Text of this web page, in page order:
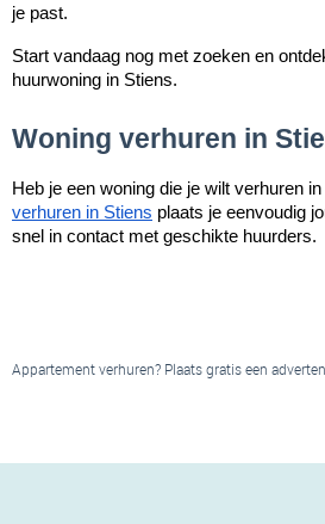
je past.
Start vandaag nog met zoeken en
huurwoning in Stiens.
Woning verhuren in
Heb je een woning die je wilt verhuren
verhuren in Stiens plaats je eenvoudig
snel in contact met geschikte huurders.
Appartement verhuren? Plaats gratis een